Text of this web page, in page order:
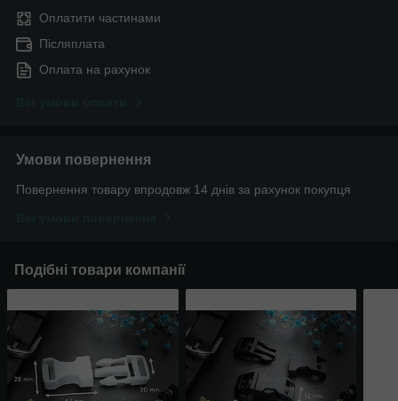
Оплатити частинами
Післяплата
Оплата на рахунок
Умови повернення
Повернення товару впродовж 14 днів за рахунок покупця
Подібні товари компанії